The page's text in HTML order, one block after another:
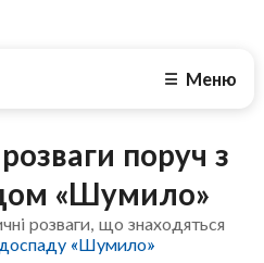
☰ Меню
поруч з
«Шумило»
розваги, що знаходяться
«Шумило»